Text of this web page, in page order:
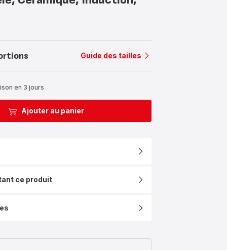
Guide des tailles
en 3 jours
Ajouter au panier
ce produit